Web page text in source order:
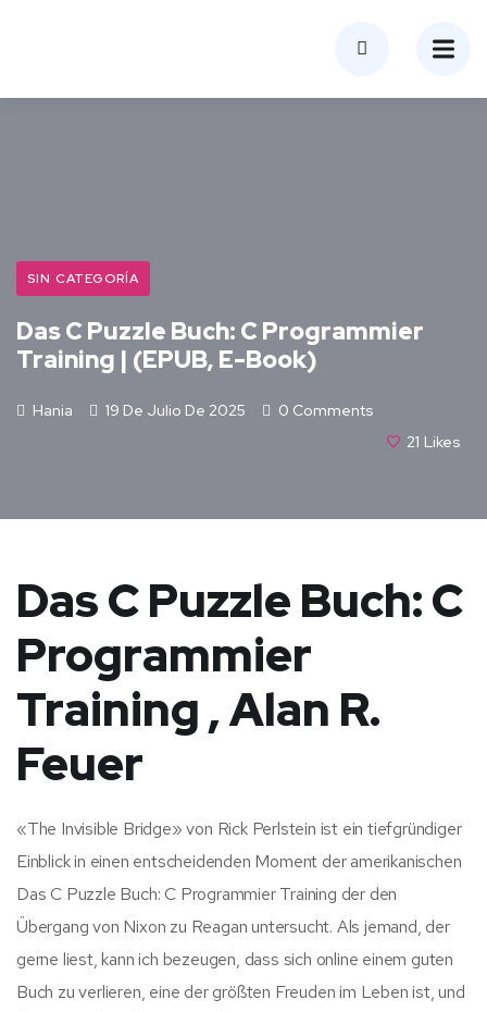
SIN CATEGORÍA
Das C Puzzle Buch: C Programmier
Training | (EPUB, E-Book)
Hania 19 De Julio De 2025
0 Comments
21 Likes
Das C Puzzle Buch: C
Programmier
Training , Alan R.
Feuer
«The Invisible Bridge» von Rick Perlstein ist ein tiefgründiger
Einblick in einen entscheidenden Moment der amerikanischen
Das C Puzzle Buch: C Programmier Training der den
Übergang von Nixon zu Reagan untersucht. Als jemand, der
gerne liest, kann ich bezeugen, dass sich online einem guten
Buch zu verlieren, eine der größten Freuden im Leben ist, und